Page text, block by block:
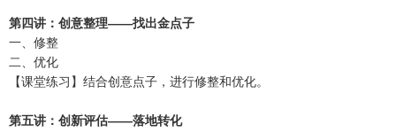
第四讲：创意整理——找出金点子
一、修整
二、优化
【课堂练习】结合创意点子，进行修整和优化。
第五讲：创新评估——落地转化